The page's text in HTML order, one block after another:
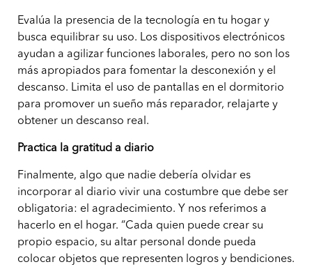
Evalúa la presencia de la tecnología en tu hogar y
busca equilibrar su uso. Los dispositivos electrónicos
ayudan a agilizar funciones laborales, pero no son los
más apropiados para fomentar la desconexión y el
descanso. Limita el uso de pantallas en el dormitorio
para promover un sueño más reparador, relajarte y
obtener un descanso real.
Practica la gratitud a diario
Finalmente, algo que nadie debería olvidar es
incorporar al diario vivir una costumbre que debe ser
obligatoria: el agradecimiento. Y nos referimos a
hacerlo en el hogar. “Cada quien puede crear su
propio espacio, su altar personal donde pueda
colocar objetos que representen logros y bendiciones.